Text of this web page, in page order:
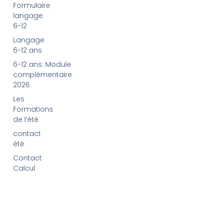
Formulaire
langage
6-12
Langage
6-12 ans
6-12 ans: Module
complémentaire
2026
Les
Formations
de l’été
contact
été
Contact
Calcul